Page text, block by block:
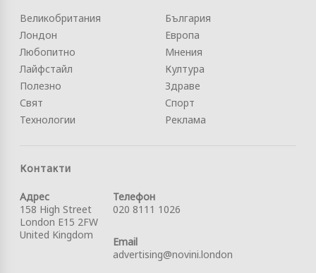
Великобритания
Лондон
Любопитно
Лайфстайл
Полезно
Свят
Технологии
България
Европа
Мнения
Култура
Здраве
Спорт
Реклама
Контакти
Адрес
158 High Street
London E15 2FW
United Kingdom
Телефон
020 8111 1026
Email
advertising@novini.london